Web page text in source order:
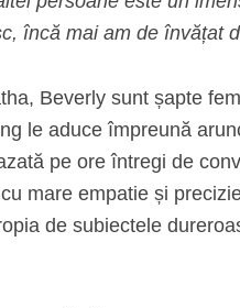
încă mai am de învățat
Beverly sunt șapte
le aduce împreună
pe ore întregi de
mare empatie și
de subiectele